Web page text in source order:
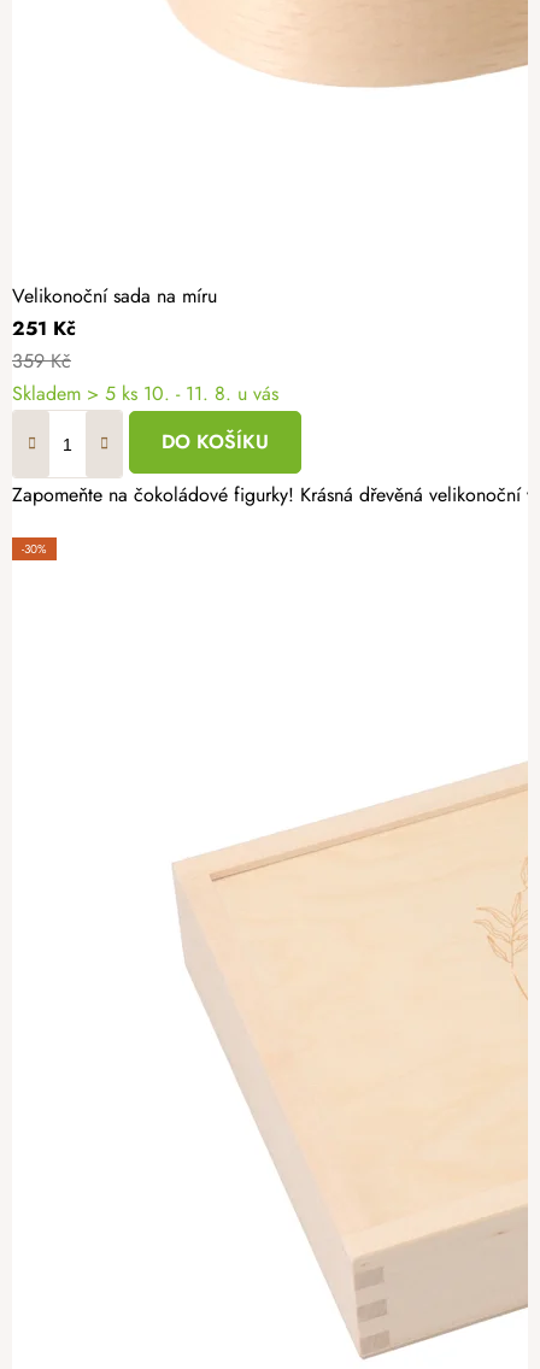
Velikonoční sada na míru
251 Kč
359 Kč
Skladem > 5 ks 10. - 11. 8. u vás
DO KOŠÍKU
Zapomeňte na čokoládové figurky! Krásná dřevěná velikonoční
-30%